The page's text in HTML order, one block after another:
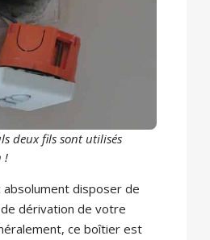
deux fils sont utilisés
!
absolument disposer de
de dérivation de votre
ce boîtier est